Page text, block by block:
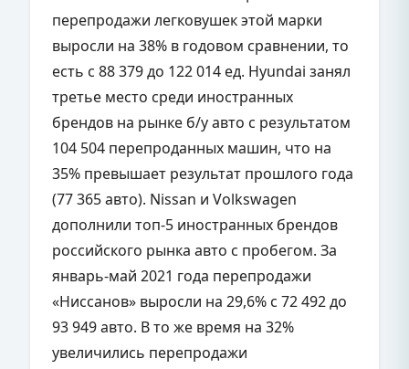
перепродажи легковушек этой марки
выросли на 38% в годовом сравнении, то
есть с 88 379 до 122 014 ед. Hyundai занял
третье место среди иностранных
брендов на рынке б/у авто с результатом
104 504 перепроданных машин, что на
35% превышает результат прошлого года
(77 365 авто). Nissan и Volkswagen
дополнили топ-5 иностранных брендов
российского рынка авто с пробегом. За
январь-май 2021 года перепродажи
«Ниссанов» выросли на 29,6% с 72 492 до
93 949 авто. В то же время на 32%
увеличились перепродажи